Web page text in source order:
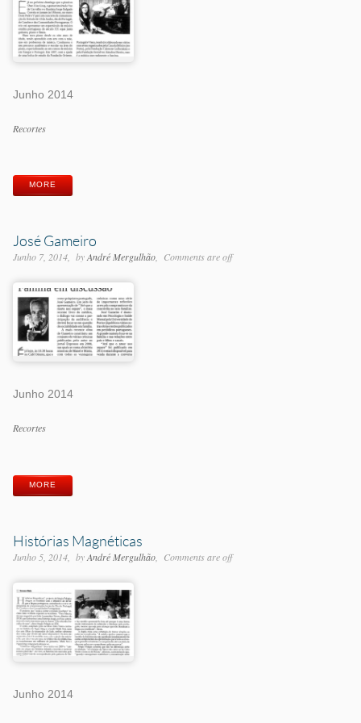
Junho 2014
Categorias
Recortes
MORE
José Gameiro
Junho 7, 2014 byAndré Mergulhão Comments are off
Junho 2014
Categorias
Recortes
MORE
Histórias Magnéticas
Junho 5, 2014 byAndré Mergulhão Comments are off
Junho 2014